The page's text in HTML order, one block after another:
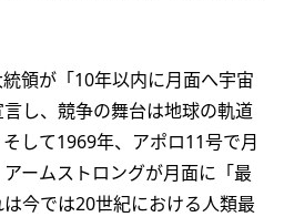
領が「10年以内に月面へ宇宙
し、競争の舞台は地球の軌道
して1969年、アポロ11号で月
ームストロングが月面に「最
今では20世紀における人類最